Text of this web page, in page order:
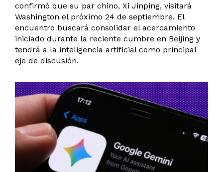
confirmó que su par chino, Xi Jinping, visitará
Washington el próximo 24 de septiembre. El
encuentro buscará consolidar el acercamiento
iniciado durante la reciente cumbre en Beijing y
tendrá a la inteligencia artificial como principal
eje de discusión.